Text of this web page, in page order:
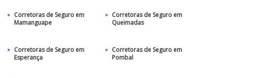
Corretoras de Seguro em
Mamanguape
Corretoras de Seguro em
Queimadas
Corretoras de Seguro em
Esperança
Corretoras de Seguro em
Pombal